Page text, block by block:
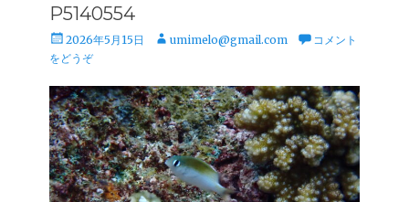
P5140554
投
稿
2026年5月15日
投 umimelo@gmail.com
コメント
をどうぞ